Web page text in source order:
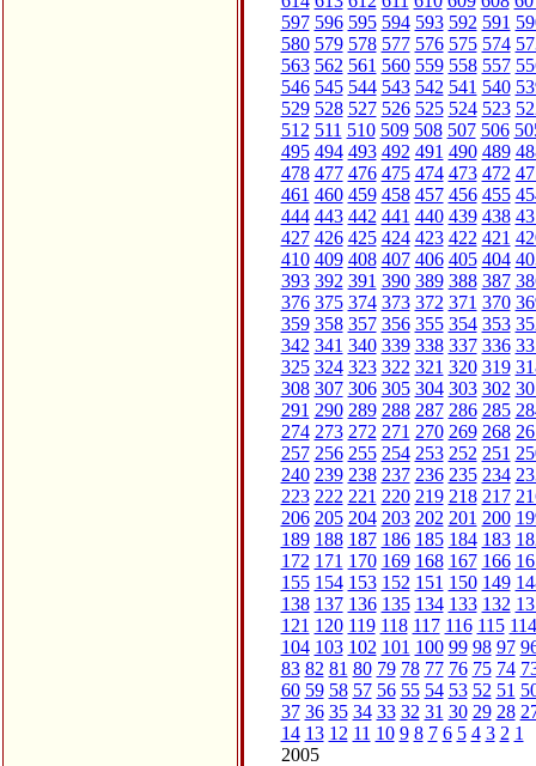
597 596 595 594 593 592 591
580 579 578 577 576 575 574
563 562 561 560 559 558 557
546 545 544 543 542 541 540
529 528 527 526 525 524 523
512 511 510 509 508 507 506
495 494 493 492 491 490 489
478 477 476 475 474 473 472
461 460 459 458 457 456 455
444 443 442 441 440 439 438
427 426 425 424 423 422 421
410 409 408 407 406 405 404
393 392 391 390 389 388 387
376 375 374 373 372 371 370
359 358 357 356 355 354 353
342 341 340 339 338 337 336
325 324 323 322 321 320 319
308 307 306 305 304 303 302
291 290 289 288 287 286 285
274 273 272 271 270 269 268
257 256 255 254 253 252 251
240 239 238 237 236 235 234
223 222 221 220 219 218 217
206 205 204 203 202 201 200
189 188 187 186 185 184 183
172 171 170 169 168 167 166
155 154 153 152 151 150 149
138 137 136 135 134 133 132
121 120 119 118 117 116 115 114
104 103 102 101 100 99 98 97
83 82 81 80 79 78 77 76 75 74
60 59 58 57 56 55 54 53 52 51
37 36 35 34 33 32 31 30 29 28
14 13 12 11 10 9 8 7 6 5 4 3 2 1
2005